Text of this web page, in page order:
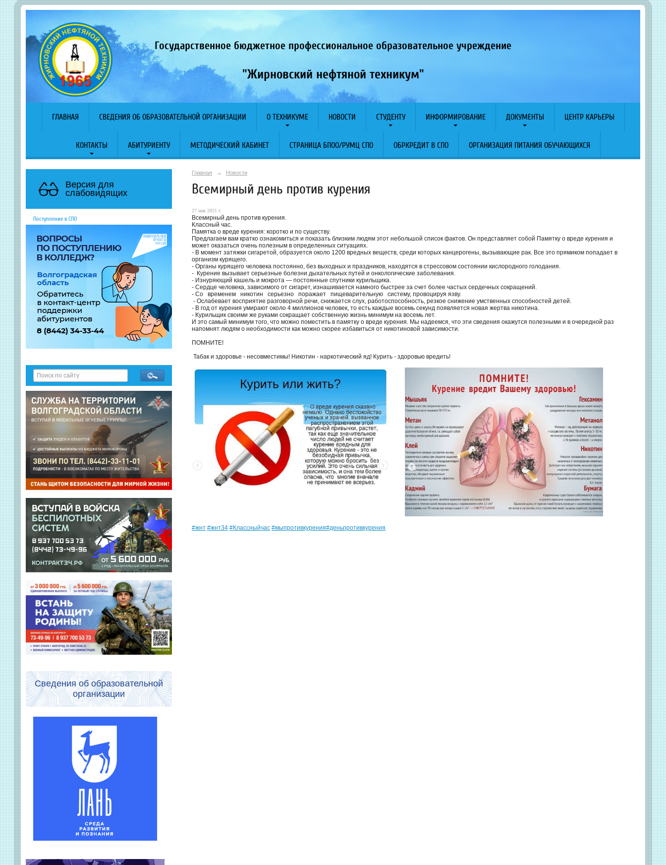
Государственное бюджетное профессиональное образовательное учреждение
"Жирновский нефтяной техникум"
ГЛАВНАЯ СВЕДЕНИЯ ОБ ОБРАЗОВАТЕЛЬНОЙ ОРГАНИЗАЦИИ О ТЕХНИКУМЕ НОВОСТИ СТУДЕНТУ ИНФОРМИРОВАНИЕ ДОКУМЕНТЫ ЦЕНТР КАРЬЕРЫ
КОНТАКТЫ АБИТУРИЕНТУ МЕТОДИЧЕСКИЙ КАБИНЕТ СТРАНИЦА БПОО/РУМЦ СПО ОБРКРЕДИТ В СПО ОРГАНИЗАЦИЯ ПИТАНИЯ ОБУЧАЮЩИХСЯ
Версия для
слабовидящих
Поступление в СПО
Сведения об образовательной
организации
Главная → Новости
Всемирный день против курения
27 мая 2021 г.
Всемирный день против курения.
Классный час.
Памятка о вреде курения: коротко и по существу.
Предлагаем вам кратко ознакомиться и показать близким людям этот небольшой список фактов. Он представляет собой Памятку о вреде курения и
может оказаться очень полезным в определенных ситуациях.
- В момент затяжки сигаретой, образуется около 1200 вредных веществ, среди которых канцерогены, вызывающие рак. Все это прямиком попадает в
организм курящего.
- Органы курящего человека постоянно, без выходных и праздников, находятся в стрессовом состоянии кислородного голодания.
- Курение вызывает серьезные болезни дыхательных путей и онкологические заболевания.
- Изнуряющий кашель и мокрота — постоянные спутники курильщика.
- Сердце человека, зависимого от сигарет, изнашивается намного быстрее за счет более частых сердечных сокращений.
- Со временем никотин серьезно поражает пищеварительную систему, провоцируя язву.
- Ослабевает восприятие разговорной речи, снижается слух, работоспособность, резкое снижение умственных способностей детей.
- В год от курения умирают около 4 миллионов человек, то есть каждые восемь секунд появляется новая жертва никотина.
- Курильщик своими же руками сокращает собственную жизнь минимум на восемь лет.
И это самый минимум того, что можно поместить в памятку о вреде курения. Мы надеемся, что эти сведения окажутся полезными и в очередной раз
напомнят людям о необходимости как можно скорее избавиться от никотиновой зависимости.
ПОМНИТЕ!
Табак и здоровье - несовместимы! Никотин - наркотический яд! Курить - здоровью вредить!
#жнт #жнт34 #Классныйчас #мыпротивкурения#деньпротивкурения